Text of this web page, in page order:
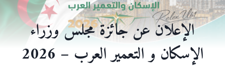
الإعلان عن جائزة مجلس وزراء
الإسكان و التعمير العرب – 2026